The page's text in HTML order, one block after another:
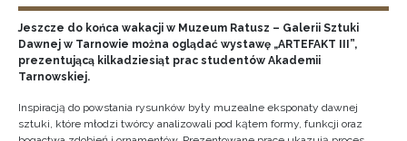
Jeszcze do końca wakacji w Muzeum Ratusz – Galerii Sztuki
Dawnej w Tarnowie można oglądać wystawę „ARTEFAKT III”,
prezentującą kilkadziesiąt prac studentów Akademii
Tarnowskiej.
Inspiracją do powstania rysunków były muzealne eksponaty dawnej
sztuki, które młodzi twórcy analizowali pod kątem formy, funkcji oraz